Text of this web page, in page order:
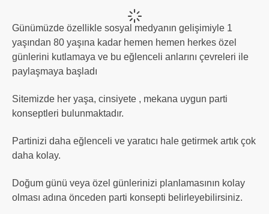
Günümüzde özellikle sosyal medyanın gelişimiyle 1
yaşından 80 yaşına kadar hemen hemen herkes özel
günlerini kutlamaya ve bu eğlenceli anlarını çevreleri ile
paylaşmaya başladı
Sitemizde her yaşa, cinsiyete , mekana uygun parti
konseptleri bulunmaktadır.
Partinizi daha eğlenceli ve yaratıcı hale getirmek artık çok
daha kolay.
Doğum günü veya özel günlerinizi planlamasının kolay
olması adına önceden parti konsepti belirleyebilirsiniz.